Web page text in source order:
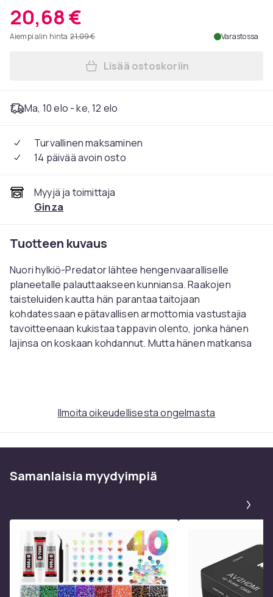
20,68 €
Aiempi alin hinta 21,09 € Varastossa
Lisää Predator: Badlands
Lisää ostoskoriin
Ma, 10 elo - ke, 12 elo
Turvallinen maksaminen
14 päivää avoin osto
Myyjä ja toimittaja
Ginza
Tuotteen kuvaus
Nuori hylkiö-Predator lähtee hengenvaaralliselle
planeetalle palauttaakseen kunniansa. Raakojen
taisteluiden kautta hän parantaa taitojaan
kohdatessaan epätavallisen armottomia vastustajia
tavoitteenaan kukistaa tappavin olento, jonka hänen
lajinsa on koskaan kohdannut. Mutta hänen matkansa
Elle Fanning
Reuben de Jong
Tuotantovuosi: 2025
Tuotantomaa: USA
Ohjaus: Dan Trachtenberg
Tuottaja: John Davis
Ikäraja: 15 vuotta
Alue: 2
Ilmoita oikeudellisesta ongelmasta
Samanlaisia ​​myydyimpiä